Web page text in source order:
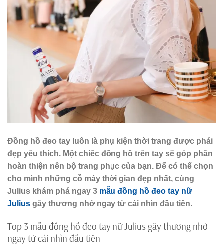
Đồng hồ đeo tay luôn là phụ kiện thời trang được phái
đẹp yêu thích. Một chiếc đồng hồ trên tay sẽ góp phần
hoàn thiện nên bộ trang phục của bạn. Để có thể chọn
cho mình những cỗ máy thời gian đẹp nhất, cùng
Julius khám phá ngay 3 mẫu đồng hồ đeo tay nữ
Julius gây thương nhớ ngay từ cái nhìn đầu tiên.
Top 3 mẫu đồng hồ đeo tay nữ Julius gây thương nhớ
ngay từ cái nhìn đầu tiên